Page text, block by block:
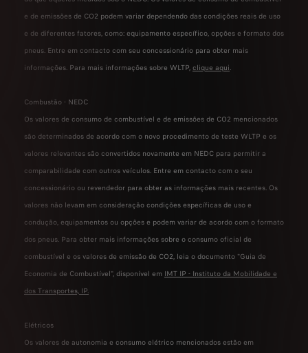
e de emissões de CO2 podem variar dependendo das condições reais de uso
e de diferentes fatores, como: equipamento específico, opções e formato dos
pneus. Entre em contacto com seu concessionário para obter mais
informações. Para mais informações sobre WLTP, clique aqui.
Combustão - NEDC
Os valores de consumo de combustível e de emissões de CO2 mencionados
são determinados de acordo com o novo procedimento de teste WLTP e os
valores relevantes são convertidos novamente em NEDC para permitir a
comparabilidade com outros veículos. Entre em contacto com o seu
concessionário ou revendedor para obter as informações mais recentes. Os
valores não levam em consideração condições específicas de uso e
condução, equipamentos ou opções e podem variar de acordo com o formato
dos pneus. Para obter mais informações sobre o consumo oficial de
combustível e os valores de emissão de CO2, leia o documento "Guia de
Economia de Combustível", disponível em IMT IP - Instituto da Mobilidade e
dos Transportes, IP.
Elétricos
Os valores de autonomia e consumo elétrico mencionados estão em